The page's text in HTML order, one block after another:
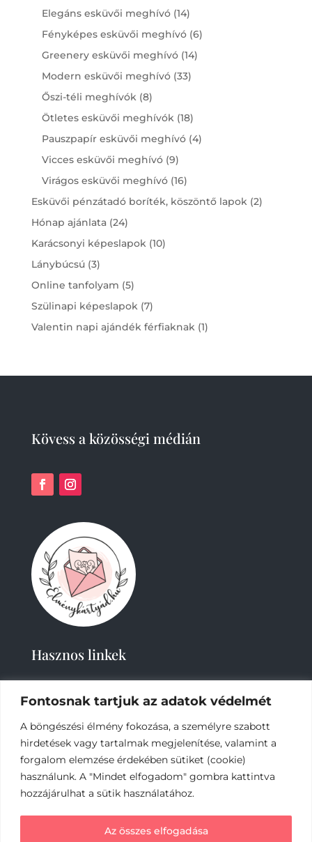
Fontosnak tartjuk az adatok védelmét
A böngészési élmény fokozása, a személyre szabott
hirdetések vagy tartalmak megjelenítése, valamint a
forgalom elemzése érdekében sütiket (cookie)
használunk. A "Mindet elfogadom" gombra kattintva
hozzájárulhat a sütik használatához.
Az összes elfogadása
products
Elegáns esküvői meghívó 1414
products
Fényképes esküvői meghívó 66
Greenery esküvői meghívó 1414
Modern esküvői meghívó 3333
Őszi-téli meghívók 88
products
Ötletes esküvői meghívók 1818
products
Pauszpapír esküvői meghívó 44
Vicces esküvői meghívó 99
products
Virágos esküvői meghívó 1616
products
Esküvői pénzátadó boríték, köszöntő lapok 22
Hónap ajánlata 2424
products
Karácsonyi képeslapok 1010
Lánybúcsú 33
products
Online tanfolyam 55
products
Szülinapi képeslapok 77
products
Valentin napi ajándék férfiaknak 11
Kövess a közösségi médián
Hasznos linkek
2019-2023 – Élménykártyád-Nagy Tímea © Minden
jog fenntartva.
Az online fizetést a Barion Payment Zrt. biztosítja,
MNB engedély száma: H-EN-I-1064/2013